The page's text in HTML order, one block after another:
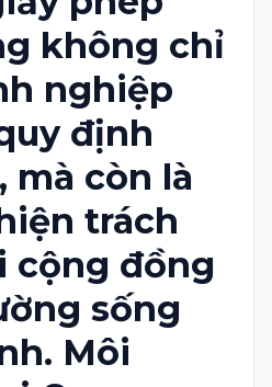
không chỉ
nghiệp
định
mà còn là
trách
cộng đồng
sống
Môi